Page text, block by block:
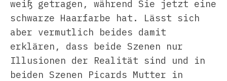
weiß getragen, während Sie jetzt eine
schwarze Haarfarbe hat. Lässt sich
aber vermutlich beides damit
erklären, dass beide Szenen nur
Illusionen der Realität sind und in
beiden Szenen Picards Mutter in